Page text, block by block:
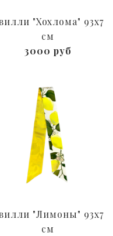
"Хохлома" 93x7
см
3000 руб
"Лимоны" 93x7
см